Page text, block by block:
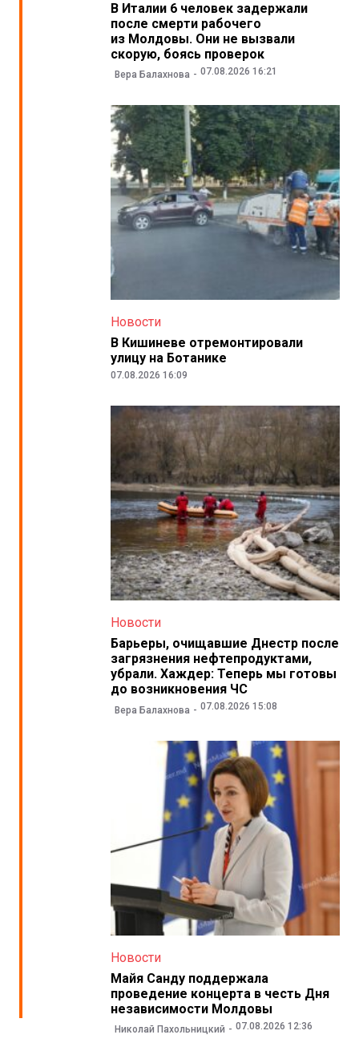
В Италии 6 человек задержали
после смерти рабочего
из Молдовы. Они не вызвали
скорую, боясь проверок
Вера Балахнова 07.08.2026 16:21
Новости
В Кишиневе отремонтировали
улицу на Ботанике
07.08.2026 16:09
Новости
Барьеры, очищавшие Днестр после
загрязнения нефтепродуктами,
убрали. Хаждер: Теперь мы готовы
до возникновения ЧС
Вера Балахнова 07.08.2026 15:08
Новости
Майя Санду поддержала
проведение концерта в честь Дня
независимости Молдовы
Николай Пахольницкий 07.08.2026 12:36